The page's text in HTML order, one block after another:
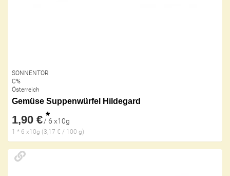
SONNENTOR
C%
Österreich
Gemüse Suppenwürfel Hildegard
1,90 € *
/ 6 x10g
1 * 6 x10g (3,17 € / 100 g)